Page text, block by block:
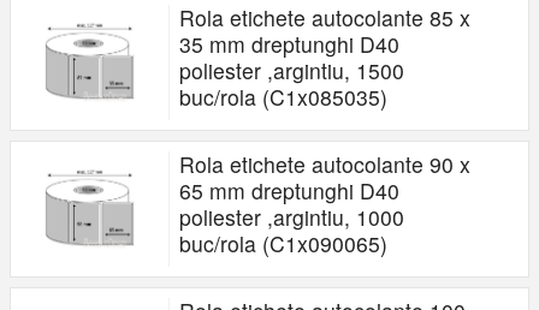
Rola etichete autocolante 85 x
35 mm dreptunghi D40
poliester ,argintiu, 1500
buc/rola (C1x085035)
Rola etichete autocolante 90 x
65 mm dreptunghi D40
poliester ,argintiu, 1000
buc/rola (C1x090065)